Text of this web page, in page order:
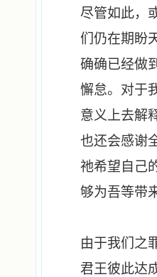
尽管如此，
们仍在期盼
确确已经做
懈怠。对于
意义上去解
也还会感谢
祂希望自己
够为吾等带
由于我们之
君王彼此达